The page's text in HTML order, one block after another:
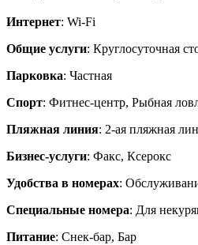
Интернет: Wi-Fi
Общие услуги: Круглосуточная
Парковка: Частная
Спорт: Фитнес-центр, Рыбная
Пляжная линия: 2-ая пляжная
Бизнес-услуги: Факс, Ксерокс
Удобства в номерах:
Специальные номера: Для
Питание: Снек-бар, Бар